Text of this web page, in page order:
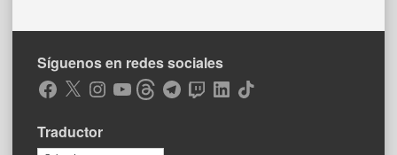
Síguenos en redes sociales
Facebook
X Instagram
YouTubeThreadsTelegramTwitchLinkedIn
TikTok
Traductor